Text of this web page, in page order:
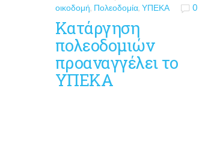
οικοδομή, Πολεοδομία, ΥΠΕΚΑ 0
Κατάργηση
πολεοδομιών
προαναγγέλει το
ΥΠΕΚΑ